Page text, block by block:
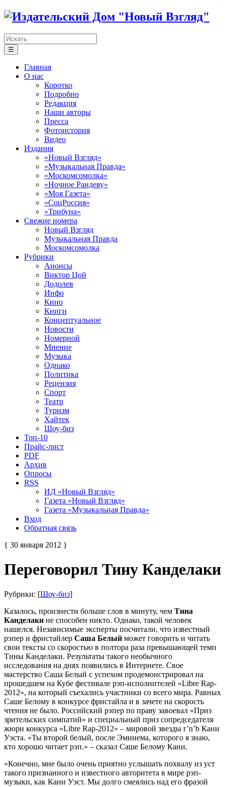
☰
Главная
О нас
Коротко
Подробно
Редакция
Наши авторы
Пресса
Фотоистория
Видео
Издания
«Новый Взгляд»
«Музыкальная Правда»
«Москомсомолка»
«Ночное Рандеву»
«Моя Газета»
«СоцРоссия»
«Трибуна»
Свежие номера
Новый Взгляд
Музыкальная Правда
Москомсомолка
Рубрики
Анонсы
Виктор Цой
Додолев
Инфо
Кино
Книги
Концептуальное
Новости
Номерной
Мнение
Музыка
Однако
Политика
Рецензия
Спорт
Театр
Туризм
Хайтек
Шоу-биз
Топ-10
Прайс-лист
PDF
Архив
Опросы
RSS
ИД «Новый Взгляд»
Газета «Новый Взгляд»
Газета «Музыкальная Правда»
Вход
Обратная связь
{ 30 января 2012 }
Переговорил Тину Канделаки
Рубрики: [Шоу-биз]
Казалось, произнести больше слов в минуту, чем Тина
Канделаки не способен никто. Однако, такой человек
нашелся. Независимые эксперты посчитали, что известный
рэпер и фристайлер Саша Белый может говорить и читать
свои тексты со скоростью в полтора раза превышающей темп
Тины Канделаки. Результаты такого необычного
исследования на днях появились в Интернете. Свое
мастерство Саша Белый с успехом продемонстрировал на
прошедшем на Кубе фестивале рэп-исполнителей «Libre Rap-
2012», на который съехались участники со всего мира. Равных
Саше Белому в конкурсе фристайла и в зачете на скорость
чтения не было. Российский рэпер по праву завоевал «Приз
зрительских симпатий» и специальный приз сопредседателя
жюри конкурса «Libre Rap-2012» – мировой звезды r’n’b Кани
Уэста. «Ты второй белый, после Эминема, которого я знаю,
кто хорошо читает рэп.» – сказал Саше Белому Кани.
«Конечно, мне было очень приятно услышать похвалу из уст
такого признанного и известного авторитета в мире рэп-
музыки, как Кани Уэст. Мы долго смеялись над его фразой